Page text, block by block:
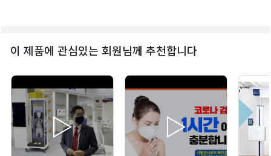
이 제품에 관심있는 회원님께 추천합니다